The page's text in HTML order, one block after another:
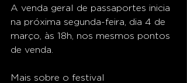
A venda geral de passaportes inicia
na próxima segunda-feira, dia 4 de
março, às 18h, nos mesmos pontos
de venda.
Mais sobre o festival